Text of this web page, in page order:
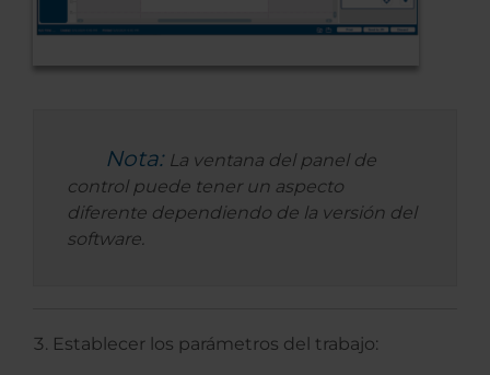
Nota: La ventana del panel de
control puede tener un aspecto
diferente dependiendo de la versión del
software.
Establecer los parámetros del trabajo: